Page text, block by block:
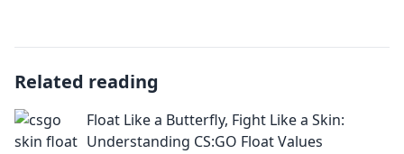
Related reading
Float Like a Butterfly, Fight Like a Skin:
Understanding CS:GO Float Values